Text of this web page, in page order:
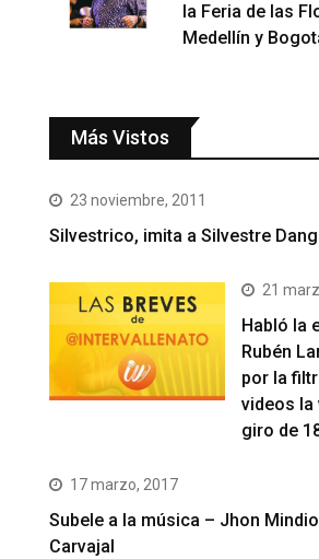
la Feria de las
Medellín y
Más Vistos
23 noviembre, 2011
Silvestrico, imita a Silvestre
21
Habló la
Rubén
por la
videos la
giro de
17 marzo, 2017
Subele a la música – Jhon
Carvajal